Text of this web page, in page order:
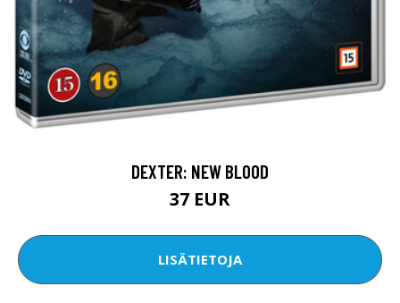
DEXTER: NEW BLOOD
37 EUR
LISÄTIETOJA